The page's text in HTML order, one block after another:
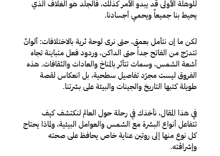
للوهلة الأولى قد يبدو الأمر كذلك، فالجلد هو الغلاف الذي
يحيط بنا جميعاً ويحمي أجسادنا.
لكن ما إن نتأمل بعمق، حتى نرى لوحة ثرية بالاختلافات: ألوانٌ
تتدرّج من الفاتح جداً حتى الداكن، وردود فعل متباينة تجاه
أشعة الشمس، وسمات تتأثر بالمناخ والعادات والثقافات. هذه
الفروق ليست مجرّد تفاصيل سطحية، بل انعكاس لقصة
طويلة كتبها التاريخ والجينات والبيئة على بشرتنا.
في هذا المقال، نأخذك في رحلة حول العالم لنكتشف كيف
تتفاعل أنواع البشرة مع الشمس والعوامل البيئية، ولماذا يحتاج
كل نوع منها إلى روتين عناية خاص يحافظ على صحته
وإشراقته.